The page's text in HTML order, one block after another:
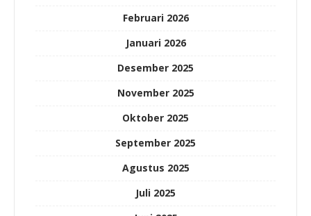
Februari 2026
Januari 2026
Desember 2025
November 2025
Oktober 2025
September 2025
Agustus 2025
Juli 2025